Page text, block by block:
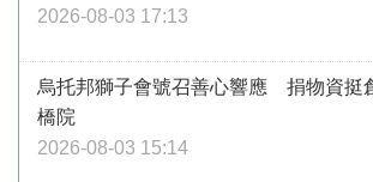
2026-08-03 17:13
烏托邦獅子會號召善心響應 捐物資挺
橋院
2026-08-03 15:14